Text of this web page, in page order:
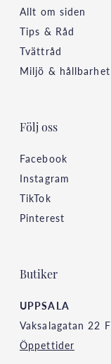
Allt om siden
Tips & Råd
Tvättråd
Miljö & hållbarhet
Följ oss
Facebook
Instagram
TikTok
Pinterest
Butiker
UPPSALA
Vaksalagatan 22 F
Öppettider